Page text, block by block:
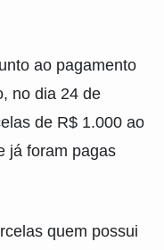
ao pagamento
no dia 24 de
de R$ 1.000 ao
já foram pagas
quem possui